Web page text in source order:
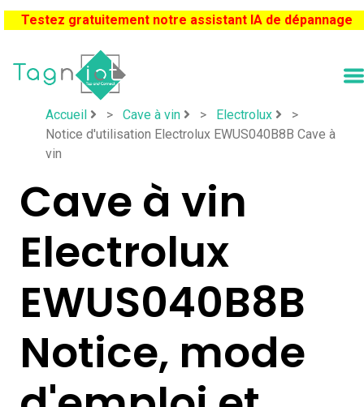
Testez gratuitement notre assistant IA de dépannage
Accueil > Cave à vin > Electrolux
>
Notice d'utilisation Electrolux EWUS040B8B Cave à
vin
Cave à vin
Electrolux
EWUS040B8B
Notice, mode